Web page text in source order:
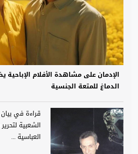
الإدمان على مشاهدة الأفلام
الدماغ للمتعة الجنسية
قراءة في بيان
الشعبية
العباسية ...